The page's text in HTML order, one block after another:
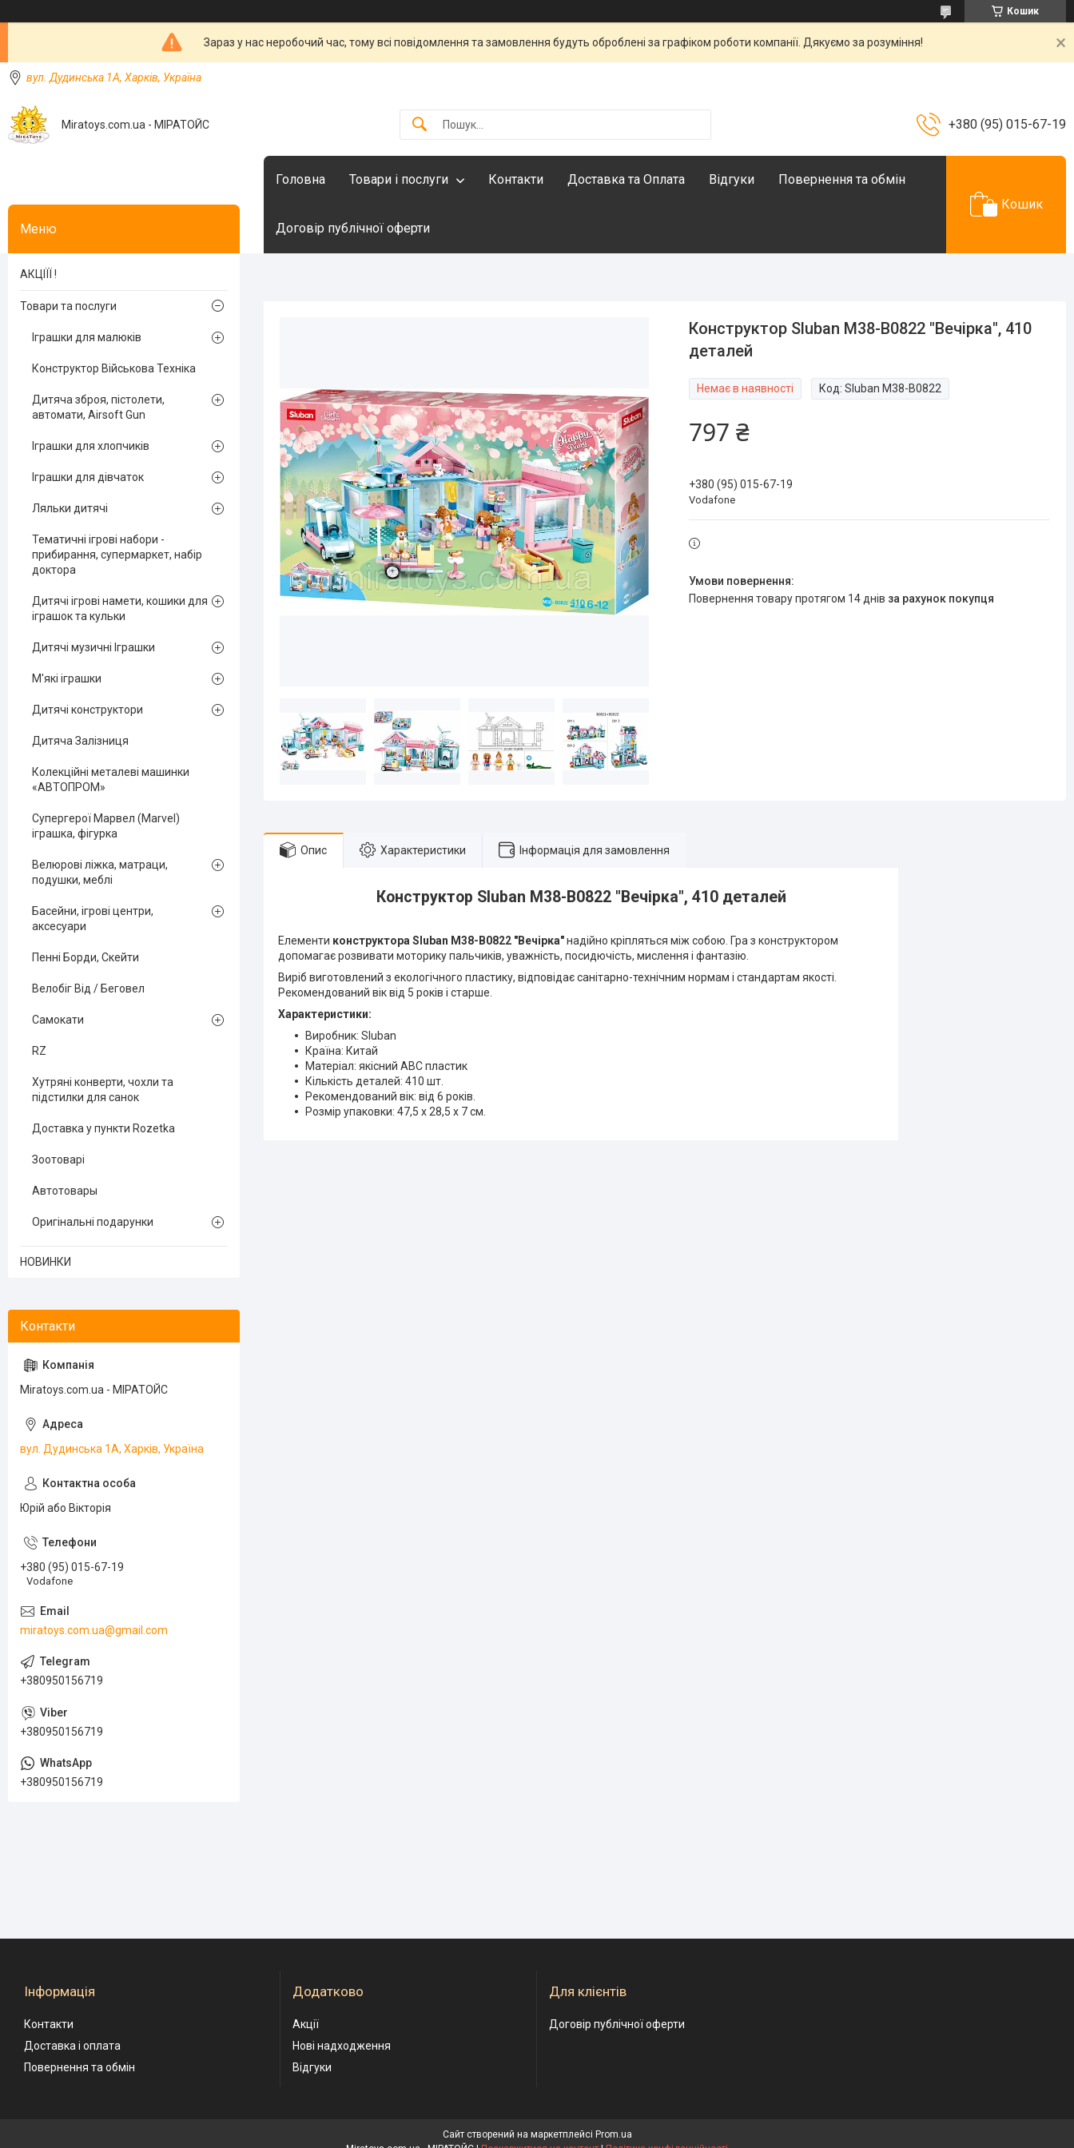
Кошик
Зараз у нас неробочий час, тому всі повідомлення та замовлення будуть оброблені за графіком роботи компанії. Дякуємо за розуміння!
вул. Дудинська 1А, Харків, Україна
Miratoys.com.ua - МІРАТОЙС +380 (95) 015-67-19
Головна Товари і послуги Контакти Доставка та Оплата Відгуки Повернення та обмін
Договір публічної оферти
Кошик
Конструктор Sluban M38-B0822 "Вечірка", 410
деталей
Немає в наявності Код:Sluban M38-B0822
797 ₴
+380 (95) 015-67-19
Vodafone
повернення товару протягом 14 днів за рахунок покупця
Опис Характеристики Інформація для замовлення
Конструктор Sluban M38-B0822 "Вечірка", 410 деталей
Елементи конструктора Sluban M38-B0822 "Вечірка"надійно кріпляться між собою. Гра з конструктором
допомагає розвивати моторику пальчиків, уважність, посидючість, мислення і фантазію.
Виріб виготовлений з екологічного пластику, відповідає санітарно-технічним нормам і стандартам якості.
Рекомендований вік від 5 років і старше.
Характеристики:
Виробник: Sluban
Країна: Китай
Матеріал: якісний ABC пластик
Кількість деталей: 410 шт.
Рекомендований вік: від 6 років.
Розмір упаковки: 47,5 x 28,5 x 7 см.
АКЦІЇЇ !
Товари та послуги
Іграшки для малюків
Конструктор Військова Техніка
Дитяча зброя, пістолети,
автомати, Airsoft Gun
Іграшки для хлопчиків
Іграшки для дівчаток
Ляльки дитячі
Тематичні ігрові набори -
прибирання, супермаркет, набір
доктора
Дитячі ігрові намети, кошики для
іграшок та кульки
Дитячі музичні Іграшки
М'які іграшки
Дитячі конструктори
Дитяча Залізниця
Колекційні металеві машинки
«АВТОПРОМ»
Супергерої Марвел (Marvel)
іграшка, фігурка
Велюрові ліжка, матраци,
подушки, меблі
Басейни, ігрові центри,
аксесуари
Пенні Борди, Скейти
Велобіг Від / Беговел
Самокати
RZ
Хутряні конверти, чохли та
підстилки для санок
Доставка у пункти Rozetka
Зоотоварі
Автотовары
Оригінальні подарунки
НОВИНКИ
Miratoys.com.ua - МІРАТОЙС
вул. Дудинська 1А, Харків, Україна
Юрій або Вікторія
+380 (95) 015-67-19
Vodafone
miratoys.com.ua@gmail.com
+380950156719
+380950156719
+380950156719
Інформація
Контакти
Доставка і оплата
Повернення та обмін
Додатково
Акції
Нові надходження
Відгуки
Для клієнтів
Договір публічної оферти
Сайт створений на маркетплейсі Prom.ua